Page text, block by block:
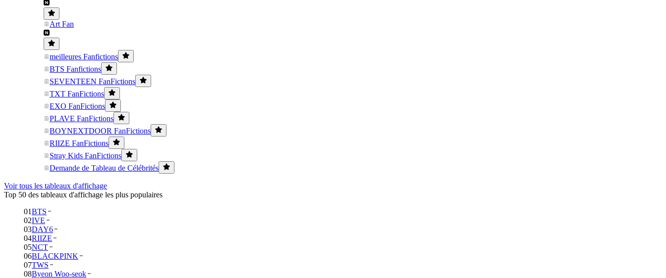
Art Fan
meilleures Fanfictions
BTS Fanfictions
SEVENTEEN FanFictions
TXT FanFictions
EXO FanFictions
PLAVE FanFictions
BOYNEXTDOOR FanFictions
RIIZE FanFictions
Stray Kids FanFictions
Demande de Tableau de Célébrités
Voir tous les tableaux d'affichage
Top 50 des tableaux d'affichage les plus populaires
01BTS
02IVE
03DAY6
04RIIZE
05NCT
06BLACKPINK
07TWS
08Byeon Woo-seok